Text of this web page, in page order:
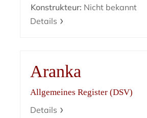
Konstrukteur: Nicht bekannt
Details
Aranka
Allgemeines Register (DSV)
Details